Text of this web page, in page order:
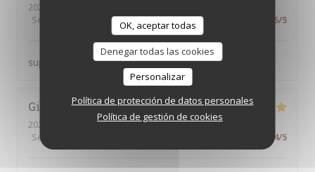
OK, aceptar todas
Denegar todas las cookies
Personalizar
Política de protección de datos personales
Política de gestión de cookies
2026-07-09
Servicio
Ambiente:5/5 Menú:5/5 Calidad / Precio 5/5
superbe
GiudittaB
2026-06-13
- 20:00 - Invitados 4
Servicio
4/5